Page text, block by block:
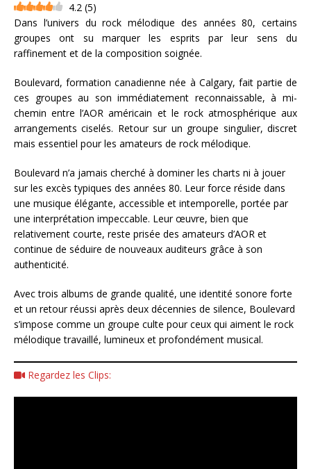
4.2 (5)
Dans l’univers du rock mélodique des années 80, certains
groupes ont su marquer les esprits par leur sens du
raffinement et de la composition soignée.
Boulevard, formation canadienne née à Calgary, fait partie de
ces groupes au son immédiatement reconnaissable, à mi-
chemin entre l’AOR américain et le rock atmosphérique aux
arrangements ciselés. Retour sur un groupe singulier, discret
mais essentiel pour les amateurs de rock mélodique.
Boulevard n’a jamais cherché à dominer les charts ni à jouer
sur les excès typiques des années 80. Leur force réside dans
une musique élégante, accessible et intemporelle, portée par
une interprétation impeccable. Leur œuvre, bien que
relativement courte, reste prisée des amateurs d’AOR et
continue de séduire de nouveaux auditeurs grâce à son
authenticité.
Avec trois albums de grande qualité, une identité sonore forte
et un retour réussi après deux décennies de silence, Boulevard
s’impose comme un groupe culte pour ceux qui aiment le rock
mélodique travaillé, lumineux et profondément musical.
Regardez les Clips: